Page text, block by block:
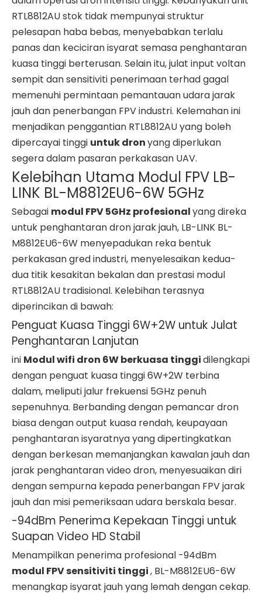
RTL8812AU stok tidak mempunyai struktur
pelesapan haba bebas, menyebabkan terlalu
panas dan keciciran isyarat semasa penghantaran
kuasa tinggi berterusan. Selain itu, julat input voltan
sempit dan sensitiviti penerimaan terhad gagal
memenuhi permintaan pemantauan udara jarak
jauh dan penerbangan FPV industri. Kelemahan ini
menjadikan penggantian RTL8812AU yang boleh
dipercayai tinggi untuk dronyang diperlukan
segera dalam pasaran perkakasan UAV.
Kelebihan Utama Modul FPV LB-
LINK BL-M8812EU6-6W 5GHz
Sebagai modul FPV 5GHz profesionalyang direka
untuk penghantaran dron jarak jauh, LB-LINK BL-
M8812EU6-6W menyepadukan reka bentuk
perkakasan gred industri, menyelesaikan kedua-
dua titik kesakitan bekalan dan prestasi modul
RTL8812AU tradisional. Kelebihan terasnya
diperincikan di bawah:
Penguat Kuasa Tinggi 6W+2W untuk Julat
Penghantaran Lanjutan
ini Modul wifi dron 6W berkuasa tinggidilengkapi
dengan penguat kuasa tinggi 6W+2W terbina
dalam, meliputi jalur frekuensi 5GHz penuh
sepenuhnya. Berbanding dengan pemancar dron
biasa dengan output kuasa rendah, keupayaan
penghantaran isyaratnya yang dipertingkatkan
dengan berkesan memanjangkan kawalan jauh dan
jarak penghantaran video dron, menyesuaikan diri
dengan sempurna kepada penerbangan FPV jarak
jauh dan misi pemeriksaan udara berskala besar.
-94dBm Penerima Kepekaan Tinggi untuk
Suapan Video HD Stabil
Menampilkan penerima profesional -94dBm
modul FPV sensitiviti tinggi, BL-M8812EU6-6W
menangkap isyarat jauh yang lemah dengan cekap.